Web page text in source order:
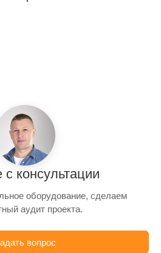
с консультации
оборудование, сделаем
аудит проекта.
вопрос